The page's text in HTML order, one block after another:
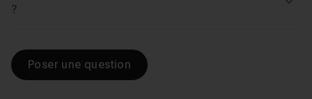
?
Poser une question